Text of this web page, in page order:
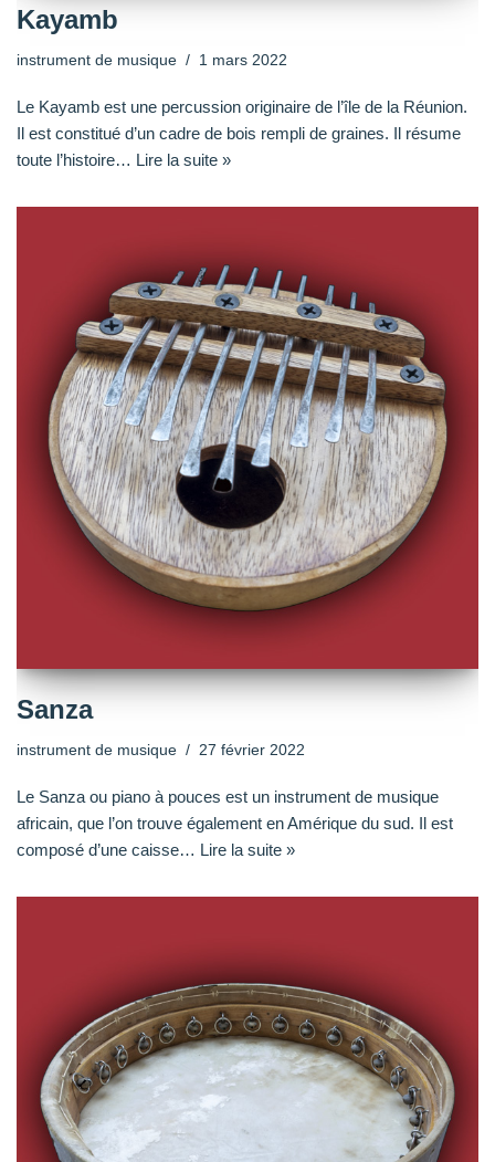
Kayamb
instrument de musique 1 mars 2022
Le Kayamb est une percussion originaire de l’île de la Réunion.
Il est constitué d’un cadre de bois rempli de graines. Il résume
toute l’histoire… Lire la suite »
Sanza
instrument de musique 27 février 2022
Le Sanza ou piano à pouces est un instrument de musique
africain, que l’on trouve également en Amérique du sud. Il est
composé d’une caisse… Lire la suite »